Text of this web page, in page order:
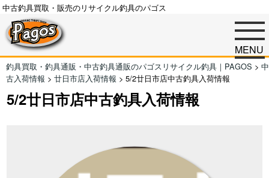
中古釣具買取・販売のリサイクル釣具のパゴス
MENU
釣具買取・釣具通販・中古釣具通販のパゴスリサイクル釣具｜PAGOS > 中
古入荷情報 > 廿日市店入荷情報 > 5/2廿日市店中古釣具入荷情報
5/2廿日市店中古釣具入荷情報